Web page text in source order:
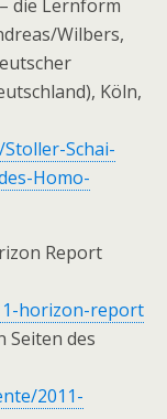
die Lernform
Wilbers,
Köln,
Schai-
Homo-
Report
horizon-report
Seiten des
2011-